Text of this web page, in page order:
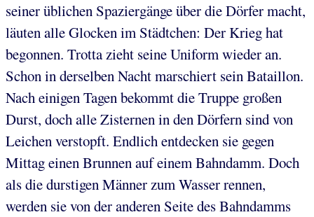
seiner üblichen Spaziergänge über die Dörfer macht,
läuten alle Glocken im Städtchen: Der Krieg hat
begonnen. Trotta zieht seine Uniform wieder an.
Schon in derselben Nacht marschiert sein Bataillon.
Nach einigen Tagen bekommt die Truppe großen
Durst, doch alle Zisternen in den Dörfern sind von
Leichen verstopft. Endlich entdecken sie gegen
Mittag einen Brunnen auf einem Bahndamm. Doch
als die durstigen Männer zum Wasser rennen,
werden sie von der anderen Seite des Bahndamms